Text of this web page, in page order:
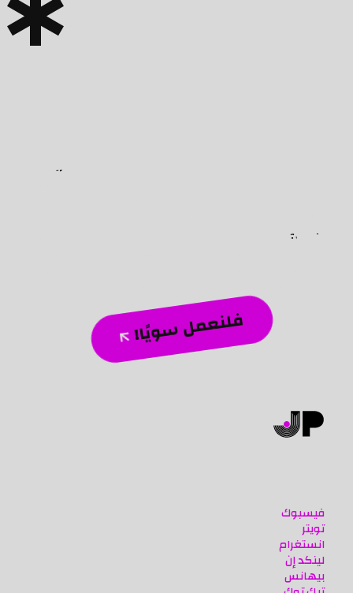
فلنحول الرؤى الخافتة إلى واقع مضيء!
هيا نحقق النجاح معًا!
نحن شغوفون بتحويل الأفكار الطموحة إلى إنجازات رقمية
فلنعمل سويًا!
فيسبوك
تويتر
انستغرام
لينكد إن
بيهانس